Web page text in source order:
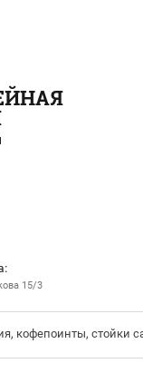
15/3
кофепоинты, стойки